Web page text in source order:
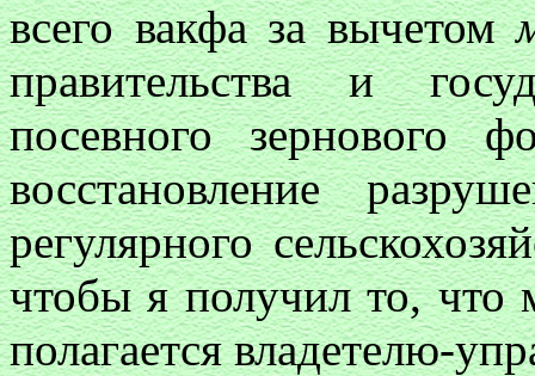
всего вакфа за вычетом
правительства и
посевного зернового
восстановление
регулярного
чтобы я получил то, что
полагается владетелю-